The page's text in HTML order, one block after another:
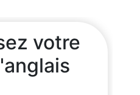
d'été